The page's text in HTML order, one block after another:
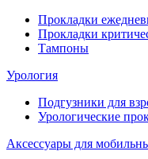
Прокладки
Прокладки
Тампоны
Урология
Подгузники для
Урологические
Аксессуары для